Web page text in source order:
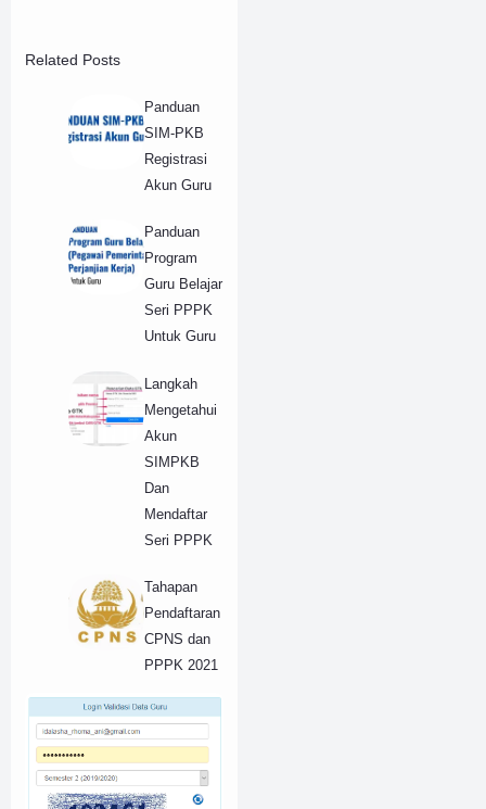
Related Posts
Panduan
SIM-PKB
Registrasi
Akun Guru
Panduan
Program
Guru Belajar
Seri PPPK
Untuk Guru
Langkah
Mengetahui
Akun
SIMPKB
Dan
Mendaftar
Seri PPPK
Tahapan
Pendaftaran
CPNS dan
PPPK 2021